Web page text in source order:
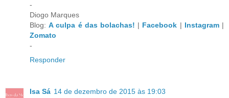
-
Diogo Marques
Blog:A culpa é das bolachas! | Facebook | Instagram|
Zomato
-
Responder
Isa Sá 14 de dezembro de 2015 às 19:03